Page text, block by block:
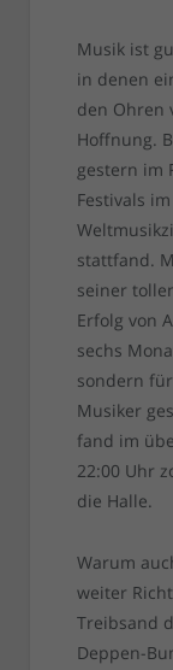
Musik ist
in denen
den Ohren
Hoffnung.
gestern im
Festivals
stattfand.
seiner
Erfolg von
sechs
sondern
Musiker
fand im
22:00 Uhr
die Halle.
Warum
weiter
Treibsand
Deppen-